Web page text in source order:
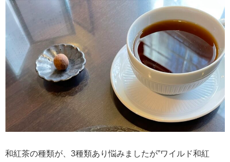
和紅茶の種類が、3種類あり悩みましたが”ワイルド和紅